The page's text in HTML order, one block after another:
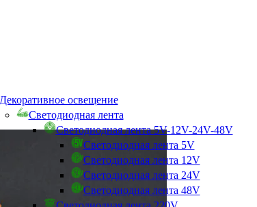
Декоративное освещение
Светодиодная лента
Светодиодная лента 5V-12V-24V-48V
Светодиодная лента 5V
Светодиодная лента 12V
Светодиодная лента 24V
Светодиодная лента 48V